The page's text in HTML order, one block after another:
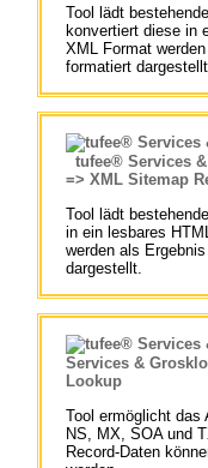
Tool lädt
konvertiert diese in
XML Format
formatiert
tufee® Services
=> XML Sitemap
Tool lädt
in ein lesbares
werden als
dargestellt.
Services &
Lookup
Tool ermöglicht das
NS, MX, SOA und
Record-Daten